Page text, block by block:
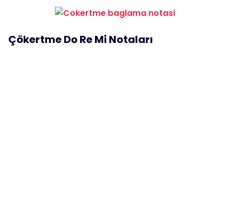
Çökertme Do Re Mi Notaları